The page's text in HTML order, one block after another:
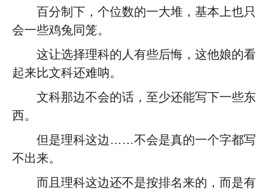
百分制下，个位数的一大堆，基本上也只
会一些鸡兔同笼。
这让选择理科的人有些后悔，这他娘的看
起来比文科还难呐。
文科那边不会的话，至少还能写下一些东
西。
但是理科这边……不会是真的一个字都写
不出来。
而且理科这边还不是按排名来的，而是有